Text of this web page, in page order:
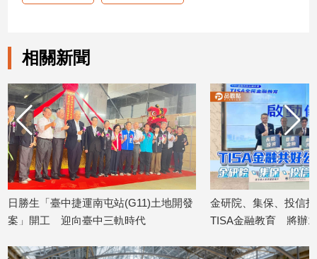
相關新聞
日勝生「臺中捷運南屯站(G11)土地開發
案」開工 迎向臺中三軌時代
金研院、集保、投信
TISA金融教育 將辦